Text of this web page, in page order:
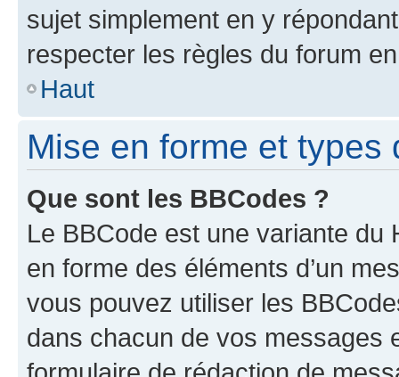
sujet simplement en y
respecter les règles du forum
Haut
Mise en forme et types
Que sont les BBCodes ?
Le BBCode est une variante du
en forme des éléments d’un
vous pouvez utiliser les
dans chacun de vos messages